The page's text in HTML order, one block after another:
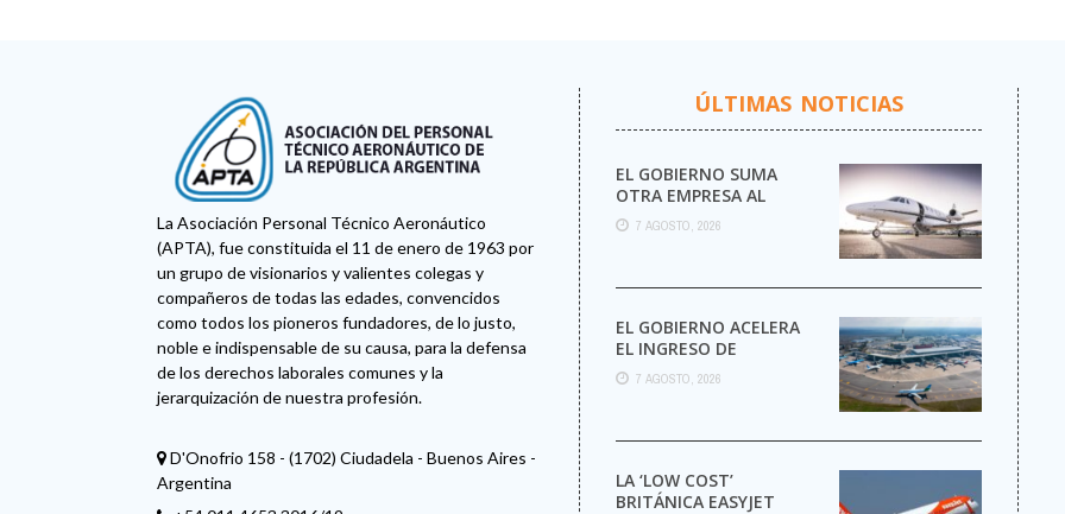
La Asociación Personal Técnico Aeronáutico
(APTA), fue constituida el 11 de enero de 1963 por
un grupo de visionarios y valientes colegas y
compañeros de todas las edades, convencidos
como todos los pioneros fundadores, de lo justo,
noble e indispensable de su causa, para la defensa
de los derechos laborales comunes y la
jerarquización de nuestra profesión.
D'Onofrio 158 - (1702) Ciudadela - Buenos Aires -
Argentina
ÚLTIMAS NOTICIAS
EL GOBIERNO SUMA
OTRA EMPRESA AL
NEGOCIO DE LOS VUELOS
PRIVADOS
7 AGOSTO, 2026
EL GOBIERNO ACELERA
EL INGRESO DE
AEROLÍNEAS
EXTRANJERAS CON
7 AGOSTO, 2026
LA ‘LOW COST’
BRITÁNICA EASYJET